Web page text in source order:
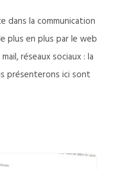
dans la communication
plus en plus par le web
réseaux sociaux : la
présenterons ici sont